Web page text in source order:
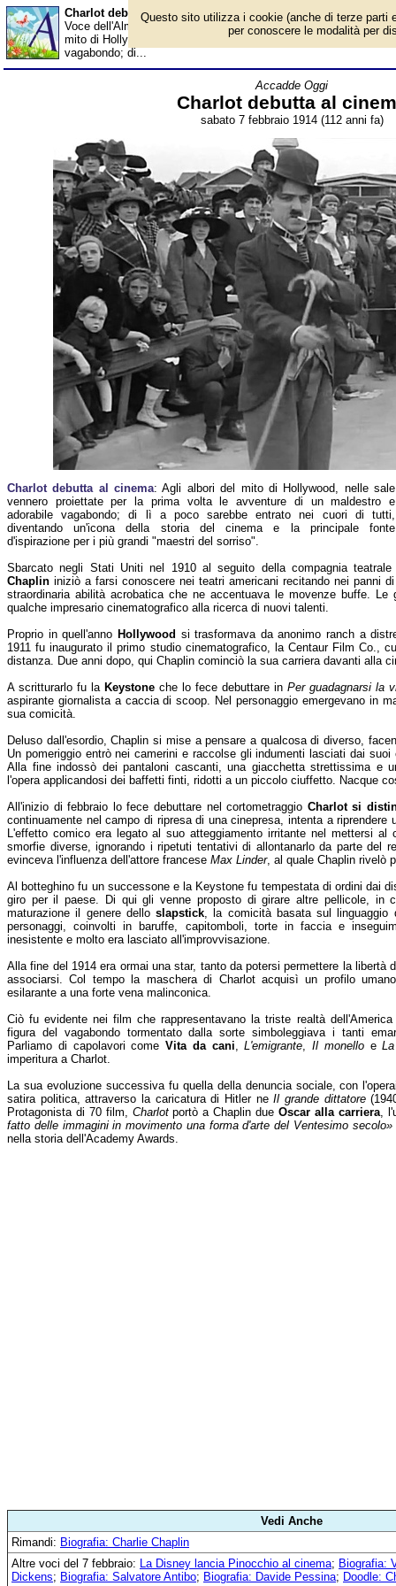
Charlot debutta al cinema - Almanacco
Voce dell'Almanacco del 7 febbraio, per la rubrica 'Accadde
mito di Hollywood, nelle sale vennero proiettate per la prima
vagabondo; di...
Accadde Oggi
Charlot debutta al
sabato 7 febbraio 1914 (112 anni fa)
Charlot debutta al cinema: Agli albori del mito di Hollywood, nelle sale
vennero proiettate per la prima volta le avventure di un maldestro e
adorabile vagabondo; di lì a poco sarebbe entrato nei cuori di tutti,
diventando un'icona della storia del cinema e la principale fonte
d'ispirazione per i più grandi "maestri del sorriso".
Sbarcato negli Stati Uniti nel 1910 al seguito della compagnia
Chaplin iniziò a farsi conoscere nei teatri americani recitando nei panni
straordinaria abilità acrobatica che ne accentuava le movenze buffe.
qualche impresario cinematografico alla ricerca di nuovi talenti.
Proprio in quell'anno Hollywood si trasformava da anonimo ranch a
1911 fu inaugurato il primo studio cinematografico, la Centaur Film Co.,
distanza. Due anni dopo, qui Chaplin cominciò la sua carriera davanti alla
A scritturarlo fu la Keystone che lo fece debuttare in Per guadagnarsi la
aspirante giornalista a caccia di scoop. Nel personaggio emergevano in
sua comicità.
Deluso dall'esordio, Chaplin si mise a pensare a qualcosa di diverso,
Un pomeriggio entrò nei camerini e raccolse gli indumenti lasciati dai
Alla fine indossò dei pantaloni cascanti, una giacchetta strettissima e
l'opera applicandosi dei baffetti finti, ridotti a un piccolo ciuffetto. Nacque
All'inizio di febbraio lo fece debuttare nel cortometraggio Charlot si
continuamente nel campo di ripresa di una cinepresa, intenta a riprendere
L'effetto comico era legato al suo atteggiamento irritante nel mettersi al
smorfie diverse, ignorando i ripetuti tentativi di allontanarlo da parte del
evinceva l'influenza dell'attore francese Max Linder, al quale Chaplin rivelò
Al botteghino fu un successone e la Keystone fu tempestata di ordini dai
giro per il paese. Di qui gli venne proposto di girare altre pellicole, in
maturazione il genere dello slapstick, la comicità basata sul
personaggi, coinvolti in baruffe, capitomboli, torte in faccia e
inesistente e molto era lasciato all'improvvisazione.
Alla fine del 1914 era ormai una star, tanto da potersi permettere la libertà
associarsi. Col tempo la maschera di Charlot acquisì un profilo
esilarante a una forte vena malinconica.
Ciò fu evidente nei film che rappresentavano la triste realtà
figura del vagabondo tormentato dalla sorte simboleggiava i tanti
Parliamo di capolavori come Vita da cani,L'emigrante, Il monelloe
imperitura a Charlot.
La sua evoluzione successiva fu quella della denuncia sociale, con
satira politica, attraverso la caricatura di Hitler neIl grande dittatore
Protagonista di 70 film, Charlotportò a Chaplin due Oscar alla carriera,
fatto delle immagini in movimento una forma d'arte del Ventesimo secolo»
nella storia dell'Academy Awards.
Vedi Anche
Rimandi: Biografia: Charlie Chaplin
Altre voci del 7 febbraio: La Disney lancia Pinocchio al cinema; Biografia:
Dickens; Biografia: Salvatore Antibo; Biografia: Davide Pessina; Doodle:
Questo sito utilizza i cookie (anche di terze parti
per conoscere le modalità per